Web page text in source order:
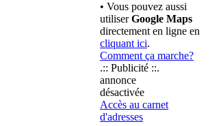
• Vous pouvez aussi
utiliserGoogle Maps
directement en ligne en
cliquant ici.
Comment ça marche?
.:: Publicité ::.
annonce
désactivée
Accès au carnet
d'adresses